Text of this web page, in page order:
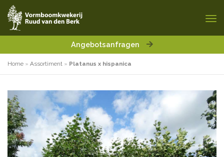
Angebotsanfragen
Home » Assortiment » Platanus x hispanica